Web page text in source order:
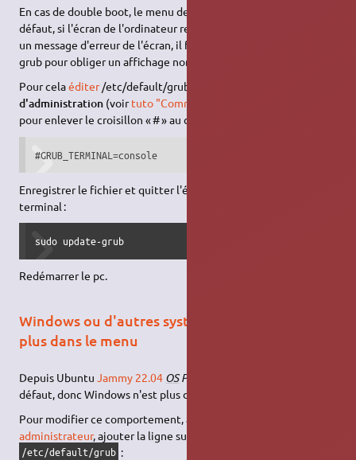
En cas de double boot, le menu de grub doit s'afficher par
défaut, si l'écran de l'ordinateur reste noir au démarrage avec
un message d'erreur de l'écran, il faut changer une option dans
grub pour obliger un affichage non graphique.
Pour celaéditer/etc/default/grub
d'administration (voirtuto "Comment modifier un fichier ?"
pour enlever le croisillon « # » au début de la ligne
#GRUB_TERMINAL=console
Enregistrer le fichier et quitter l'éditeur de texte puis dans le
terminal :
sudo update-grub
Redémarrer le pc.
Windows ou d'autres système n'apparaissent
plus dans le menu
Depuis UbuntuJammy 22.04 OSProber
défaut, donc Windows n'est plus détecté automatiquement.
Pour modifier ce comportement, avec les
administrateur, ajouter la ligne suivante au fichier
/etc/default/grub :